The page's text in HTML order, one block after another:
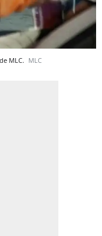
MLC. MLC